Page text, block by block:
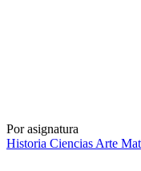
Por asignatura
Historia Ciencias Arte